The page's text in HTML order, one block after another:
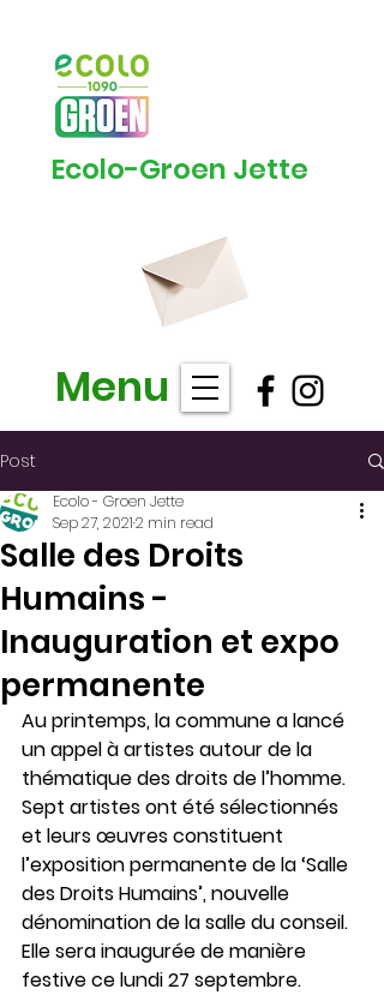
Ecolo-Groen Jette
Menu
Post
Salle des Droits
Humains -
Inauguration et expo
permanente
Ecolo - Groen Jette
Sep 27, 20212 min read
Au printemps, la commune a lancé
un appel à artistes autour de la
thématique des droits de l’homme.
Sept artistes ont été sélectionnés
et leurs œuvres constituent
l’exposition permanente de la ‘Salle
des Droits Humains’, nouvelle
dénomination de la salle du conseil.
Elle sera inaugurée de manière
festive ce lundi 27 septembre.